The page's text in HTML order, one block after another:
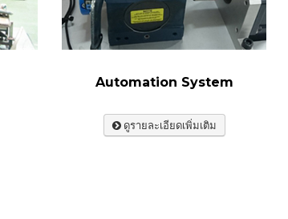
Automation System
ดูรายละเอียดเพิ่มเติม